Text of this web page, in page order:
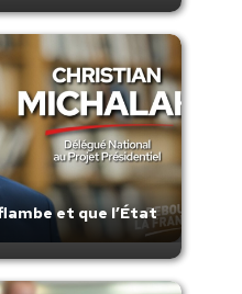
et que l’État